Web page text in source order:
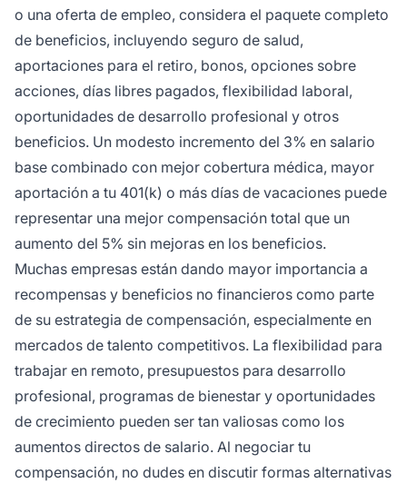
o una oferta de empleo, considera el paquete completo
de beneficios, incluyendo seguro de salud,
aportaciones para el retiro, bonos, opciones sobre
acciones, días libres pagados, flexibilidad laboral,
oportunidades de desarrollo profesional y otros
beneficios. Un modesto incremento del 3% en salario
base combinado con mejor cobertura médica, mayor
aportación a tu 401(k) o más días de vacaciones puede
representar una mejor compensación total que un
aumento del 5% sin mejoras en los beneficios.
Muchas empresas están dando mayor importancia a
recompensas y beneficios no financieros como parte
de su estrategia de compensación, especialmente en
mercados de talento competitivos. La flexibilidad para
trabajar en remoto, presupuestos para desarrollo
profesional, programas de bienestar y oportunidades
de crecimiento pueden ser tan valiosas como los
aumentos directos de salario. Al negociar tu
compensación, no dudes en discutir formas alternativas